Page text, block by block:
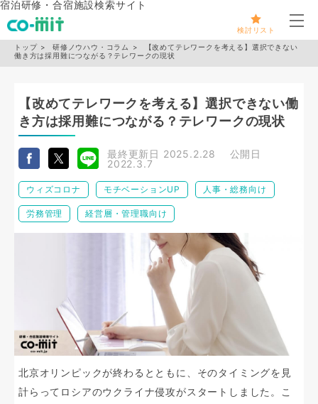
宿泊研修・合宿施設検索サイト
検討リスト
メ
トップ 研修ノウハウ・コラム
【改めてテレワークを考える】選択できない
働き方は採用難につながる？テレワークの現状
【改めてテレワークを考える】選択できない働
き方は採用難につながる？テレワークの現状
最終更新日 2025.2.28
公開日
2022.3.7
ウィズコロナ モチベーションUP 人事・総務向け
労務管理 経営層・管理職向け
北京オリンピックが終わるとともに、そのタイミングを見
計らってロシアのウクライナ侵攻がスタートしました。こ